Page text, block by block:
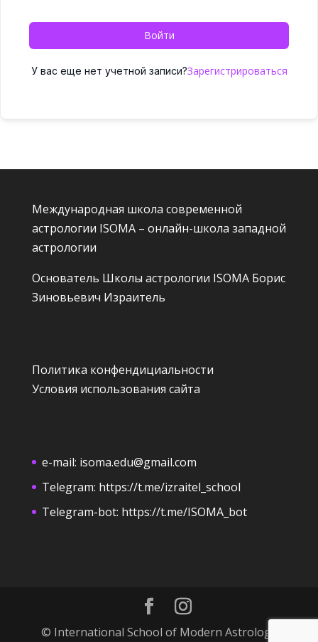
Войти
У вас еще нет учетной записи?Зарегистрироваться
Международная школа современной
астрологии ISOMA – онлайн-школа западной
астрологии
Основатель Школы астрологии ISOMA Борис
Зиновьевич Израитель
Политика конфендициальности
Условия использования сайта
e-mail: isoma.edu@gmail.com
Telegram: https://t.me/izraitel_school
Telegram-bot: https://t.me/ISOMA_bot
© International School of Modern Astrology